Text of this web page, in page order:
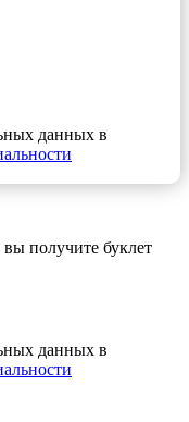
данных в
получите буклет
данных в